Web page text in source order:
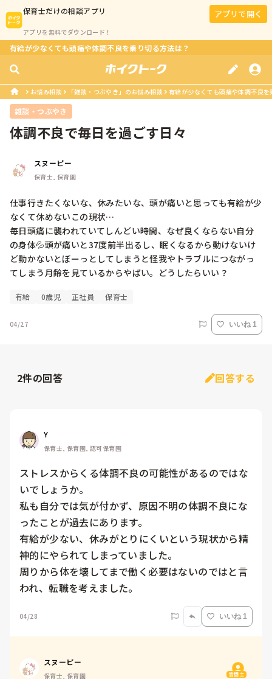
保育士だけの相談アプリ
アプリを無料でダウンロード！
アプリで開く
有給が少なくても頭痛や体調不良を乗り切る方法は？
お悩み相談 「雑談・つぶやき」のお悩み相談 有給が少なくても頭痛や体調不良
雑談・つぶやき
体調不良で毎日を過ごす日々
スヌーピー
保育士, 保育園
仕事行きたくないな、休みたいな、頭が痛いと思っても有給が少
なくて休めないこの現状…
毎日頭痛に襲われていてしんどい時間、なぜ良くならない自分
の身体💦頭が痛いと37度前半出るし、眠くなるから動けないけ
ど動かないとぼーっとしてしまうと怪我やトラブルにつながっ
てしまう月齢を見ているからやばい。どうしたらいい？
有給 0歳児 正社員 保育士
04/27 いいね 1
2件の回答 回答する
Y
保育士, 保育園, 認可保育園
ストレスからくる体調不良の可能性があるのではな
いでしょうか。
私も自分では気が付かず、原因不明の体調不良にな
ったことが過去にあります。
有給が少ない、休みがとりにくいという現状から精
神的にやられてしまっていました。
周りから体を壊してまで働く必要はないのではと言
われ、転職を考えました。
04/28 いいね 1
スヌーピー
保育士, 保育園 質問主